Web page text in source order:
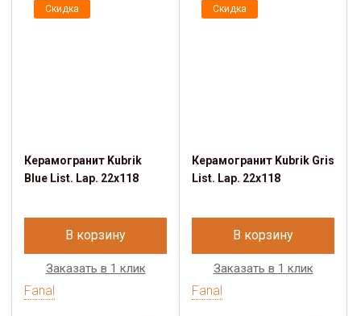
Скидка
Керамогранит Kubrik
Blue List. Lap. 22x118
В корзину
Заказать в 1 клик
Fanal
Скидка
Керамогранит Kubrik Gris
List. Lap. 22x118
В корзину
Заказать в 1 клик
Fanal